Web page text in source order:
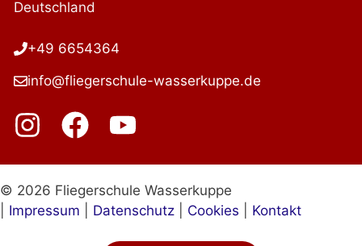
Deutschland
+49 6654364
info@fliegerschule-wasserkuppe.de
© 2026 Fliegerschule Wasserkuppe
Impressum Datenschutz Cookies Kontakt